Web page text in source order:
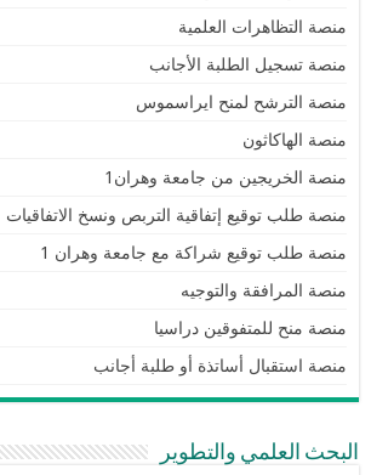
منصة التظاهرات العلمية
منصة تسجيل الطلبة الأجانب
منصة الترشح لمنح ايراسموس
منصة الهاكاثون
منصة الخريجين من جامعة وهران1
منصة طلب توقيع إتفاقية التربص ونسخ الاتفاقيات
منصة طلب توقيع شراكة مع جامعة وهران 1
منصة المرافقة والتوجيه
منصة منح للمتفوقين دراسيا
منصة استقبال أساتذة أو طلبة أجانب
البحث العلمي والتطوير